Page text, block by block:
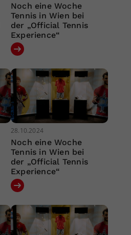
Noch eine Woche
Tennis in Wien bei
der „Official Tennis
Experience“
28.10.2024
Noch eine Woche
Tennis in Wien bei
der „Official Tennis
Experience“